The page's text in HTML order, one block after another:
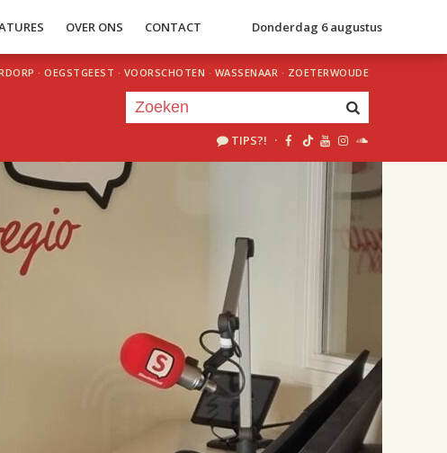
OVER ONS CONTACT Donderdag 6 augustus
· OEGSTGEEST · VOORSCHOTEN · WASSENAAR · ZOETERWOUDE
TIPS?! ·
uur 1 van 2
Volgend uur